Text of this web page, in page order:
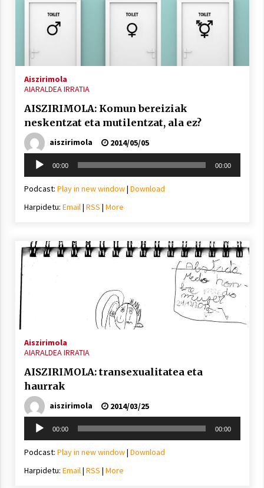
Aiszirimola
AIARALDEA IRRATIA
AISZIRIMOLA: Komun bereiziak
neskentzat eta mutilentzat, ala ez?
aiszirimola
2014/05/05
Soinu
erreproduzigailua
00:00 00:00
Podcast: Play in new window| Download
Harpidetu: Email| RSS | More
Aiszirimola
AIARALDEA IRRATIA
AISZIRIMOLA: transexualitatea eta
haurrak
aiszirimola
2014/03/25
Soinu
erreproduzigailua
00:00 00:00
Podcast: Play in new window| Download
Harpidetu: Email| RSS | More